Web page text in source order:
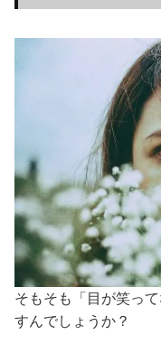
そもそも「目が笑っ
すんでしょうか？